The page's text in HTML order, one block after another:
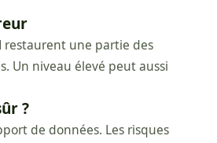
restaurent une partie des
Un niveau élevé peut aussi
?
de données. Les risques